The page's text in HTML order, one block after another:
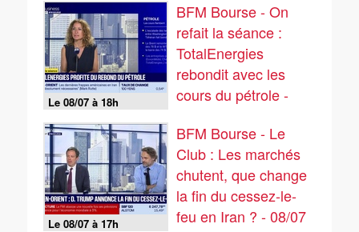
Le 08/07 à 18h
BFM Bourse - On
refait la séance :
TotalEnergies
rebondit avec les
cours du pétrole -
Le 08/07 à 17h
BFM Bourse - Le
Club : Les marchés
chutent, que change
la fin du cessez-le-
feu en Iran ? - 08/07